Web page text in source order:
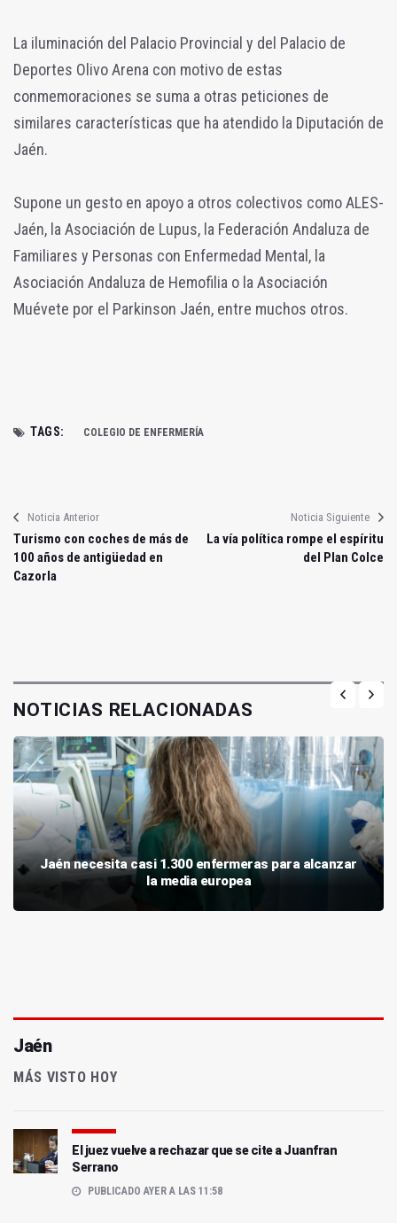
La iluminación del Palacio Provincial y del Palacio de
Deportes Olivo Arena con motivo de estas
conmemoraciones se suma a otras peticiones de
similares características que ha atendido la Diputación de
Jaén.
Supone un gesto en apoyo a otros colectivos como ALES-
Jaén, la Asociación de Lupus, la Federación Andaluza de
Familiares y Personas con Enfermedad Mental, la
Asociación Andaluza de Hemofilia o la Asociación
Muévete por el Parkinson Jaén, entre muchos otros.
TAGS: COLEGIO DE ENFERMERÍA
Noticia Anterior
Turismo con coches de más de
100 años de antigüedad en
Cazorla
Noticia Siguiente
La vía política rompe el espíritu
del Plan Colce
NOTICIAS RELACIONADAS
Jaén necesita casi 1.300 enfermeras para alcanzar
la media europea
Jaén
MÁS VISTO HOY
El juez vuelve a rechazar que se cite a Juanfran
Serrano
PUBLICADO AYER A LAS 11:58